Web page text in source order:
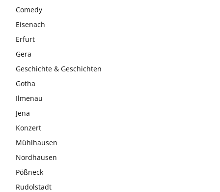
Comedy
Eisenach
Erfurt
Gera
Geschichte & Geschichten
Gotha
Ilmenau
Jena
Konzert
Mühlhausen
Nordhausen
Pößneck
Rudolstadt